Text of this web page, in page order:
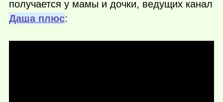
получается у мамы и дочки, ведущих канал
Даша плюс: